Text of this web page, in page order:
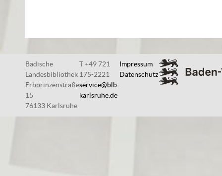
Badische
Landesbibliothek
Erbprinzenstraße
15
76133 Karlsruhe
T +49 721
175-2221
service@blb-
karlsruhe.de
Impressum
Datenschutz